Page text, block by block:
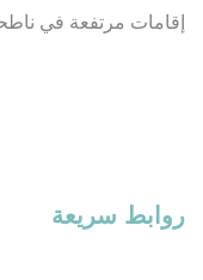
إقامات مرتفعة في
روابط سريعة